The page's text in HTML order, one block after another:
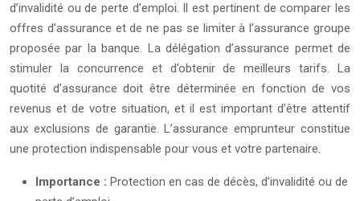
d’invalidité ou de perte d’emploi. Il est pertinent de comparer les
offres d’assurance et de ne pas se limiter à l’assurance groupe
proposée par la banque. La délégation d’assurance permet de
stimuler la concurrence et d’obtenir de meilleurs tarifs. La
quotité d’assurance doit être déterminée en fonction de vos
revenus et de votre situation, et il est important d’être attentif
aux exclusions de garantie. L’assurance emprunteur constitue
une protection indispensable pour vous et votre partenaire.
Importance : Protection en cas de décès, d’invalidité ou de